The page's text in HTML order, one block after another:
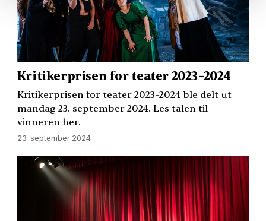
Kritikerprisen for teater 2023–2024
Kritikerprisen for teater 2023–2024 ble delt ut
mandag 23. september 2024. Les talen til
vinneren her.
23. september 2024